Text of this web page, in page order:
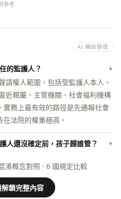
參考
AI 輔助整理
的監護人？ ▾
請權人範圍，包括受監護人本人、
近親屬、主管機關、社會福利機構
務上最有效的路徑是先通報社會
法院的權重極高。
人還沒確定前，孩子歸誰管？ ▾
淆概念對照 · 6 國規定比較
鎖完整內容